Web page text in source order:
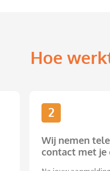
Hoe
2
Wij nemen
contact met je